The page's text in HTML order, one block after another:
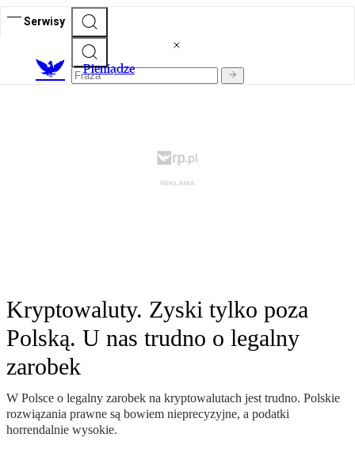
Serwisy
Pieniądze
Kryptowaluty. Zyski tylko poza
Polską. U nas trudno o legalny
zarobek
W Polsce o legalny zarobek na kryptowalutach jest trudno. Polskie
rozwiązania prawne są bowiem nieprecyzyjne, a podatki
horrendalnie wysokie.